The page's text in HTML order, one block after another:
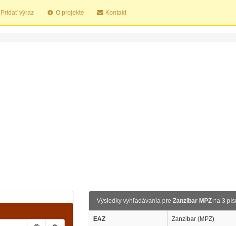
Pridať výraz O projekte Kontakt
Výsledky vyhľadávania pre Zanzibar MPZna 3
EAZ Zanzibar (MPZ)